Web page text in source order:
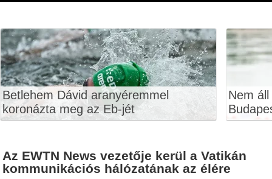
Betlehem Dávid aranyéremmel
koronázta meg az Eb-jét
Nem
Az EWTN News vezetője kerül a Vatikán
kommunikációs hálózatának az élére